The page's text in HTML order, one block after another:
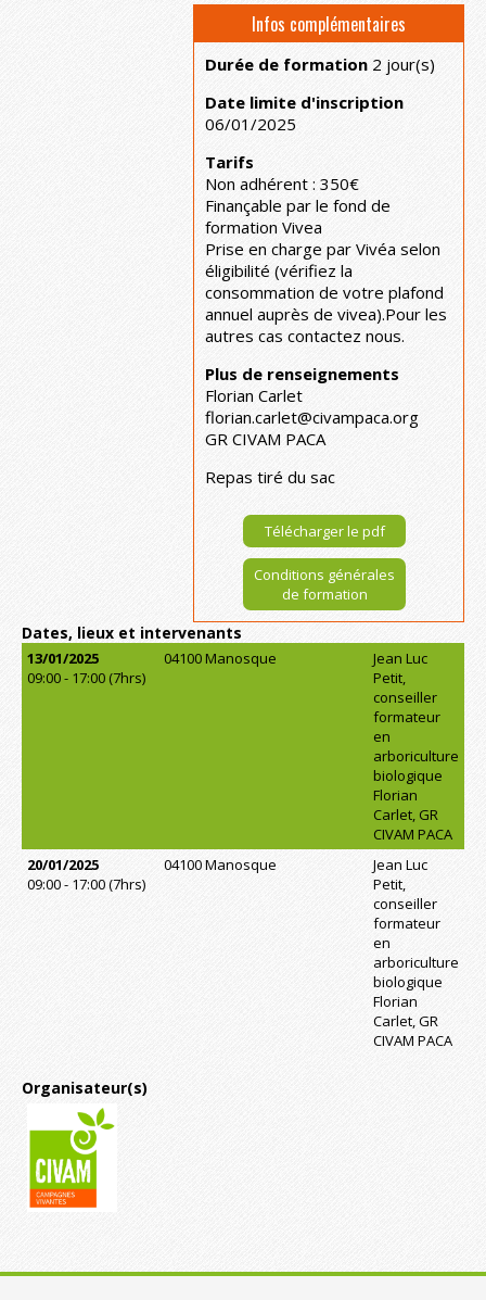
Infos complémentaires
Durée de formation 2 jour(s)
Date limite d'inscription
06/01/2025
Tarifs
Non adhérent : 350€
Finançable par le fond de
formation Vivea
Prise en charge par Vivéa selon
éligibilité (vérifiez la
consommation de votre plafond
annuel auprès de vivea).Pour les
autres cas contactez nous.
Plus de renseignements
Florian Carlet
florian.carlet@civampaca.org
GR CIVAM PACA
Repas tiré du sac
Télécharger le pdf
Conditions générales
de formation
Dates, lieux et intervenants
13/01/2025
09:00 - 17:00 (7hrs)
04100 Manosque
Jean Luc
Petit,
conseiller
formateur
en
arboriculture
biologique
Florian
Carlet, GR
CIVAM PACA
20/01/2025
09:00 - 17:00 (7hrs)
04100 Manosque
Jean Luc
Petit,
conseiller
formateur
en
arboriculture
biologique
Florian
Carlet, GR
CIVAM PACA
Organisateur(s)